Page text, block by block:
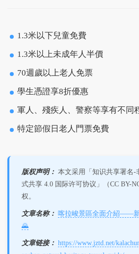
1.3米以下兒童免費
1.3米以上未成年人半價
70週歲以上老人免票
學生憑證享8折優惠
軍人、殘疾人、警察等享有不同
特定節假日老人門票免費
版权声明： 本文采用「知识共享署名-
式共享 4.0 国际许可协议」（CC BY-
权。
文章名称： 喀拉峻景區全面介紹——
🌄
文章链接： https://www.jztd.net/